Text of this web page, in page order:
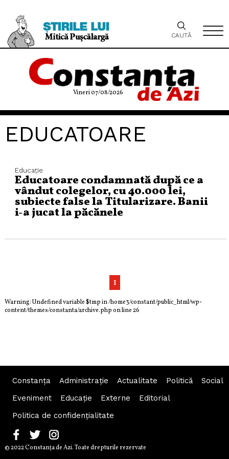
Vineri 07/08/2026
CAUTĂ
EDUCATOARE
Educaţie
Educatoare condamnată după ce a
vândut colegelor, cu 40.000 lei,
subiecte false la Titularizare. Banii
i-a jucat la păcănele
1
Warning: Undefined variable $tmp in/home3/constant/public_html/wp-
content/themes/constanta/archive.phpon line26
Constanța Administraţie Actualitate Politică
Social
Eveniment
Educaţie Externe
Editorial
Politica de confidențialitate
© 2022 Constanţa de Azi. Toate drepturile rezervate